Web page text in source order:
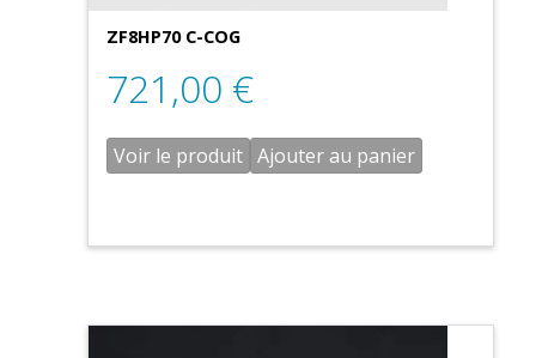
ZF8HP70 C-COG
721,00 €
Voir le produit Ajouter au panier